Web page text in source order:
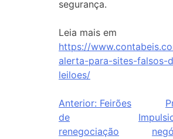
segurança.
Leia mais em
https://
alerta-para-sites-falsos-
leiloes/
Anterior: Feirões
de
renegociação